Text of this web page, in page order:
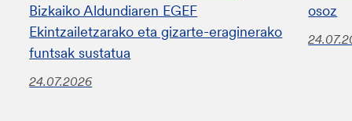
Bizkaiko Aldundiaren EGEF
Ekintzailetzarako eta gizarte-eraginerako
funtsak sustatua
24.07.2026
osoz